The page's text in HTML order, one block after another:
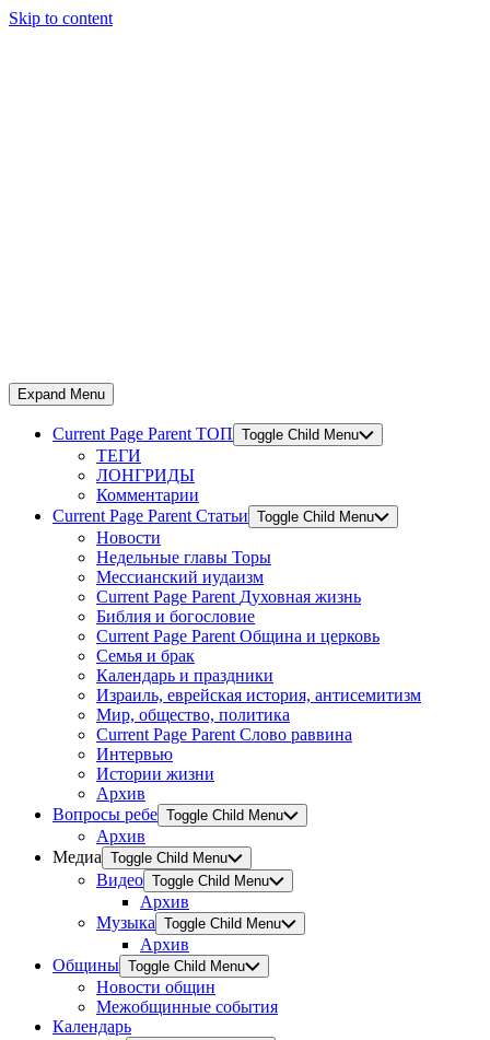
Skip to content
Expand Menu
Current Page Parent ТОП Toggle Child Menu
ТЕГИ
ЛОНГРИДЫ
Комментарии
Current Page Parent Статьи Toggle Child Menu
Новости
Недельные главы Торы
Мессианский иудаизм
Current Page Parent Духовная жизнь
Библия и богословие
Current Page Parent Община и церковь
Семья и брак
Календарь и праздники
Израиль, еврейская история, антисемитизм
Мир, общество, политика
Current Page Parent Слово раввина
Интервью
Истории жизни
Архив
Вопросы ребе Toggle Child Menu
Архив
Медиа Toggle Child Menu
Видео Toggle Child Menu
Архив
Музыка Toggle Child Menu
Архив
Общины Toggle Child Menu
Новости общин
Межобщинные события
Календарь